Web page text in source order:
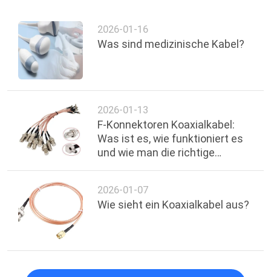
2026-01-16
Was sind medizinische Kabel?
2026-01-13
F-Konnektoren Koaxialkabel:
Was ist es, wie funktioniert es
und wie man die richtige
2026-01-07
Wie sieht ein Koaxialkabel aus?